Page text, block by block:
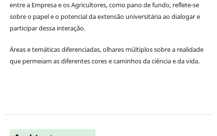
entre a Empresa e os Agricultores, como pano de fundo, reflete-se
sobre o papel e o potencial da extensão universitária ao dialogar e
participar dessa interação.
Áreas e temáticas diferenciadas, olhares múltiplos sobre a realidade
que permeiam as diferentes cores e caminhos da ciência e da vida.